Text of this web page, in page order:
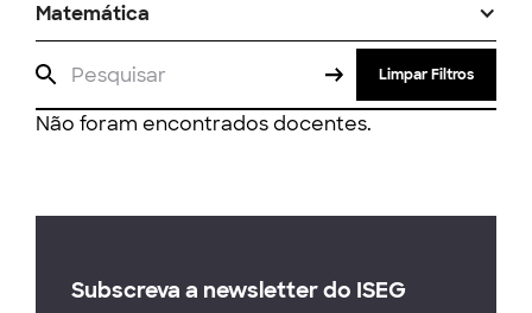
Matemática
Limpar Filtros
Não foram encontrados docentes.
Subscreva a newsletter do ISEG